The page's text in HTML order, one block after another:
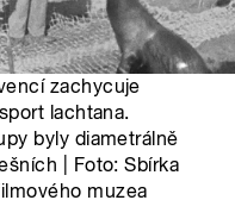
zachycuje
lachtana.
byly diametrálně
| Foto: Sbírka
muzea